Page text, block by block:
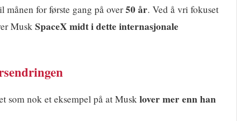
månen for første gang på over50 år. Ved å vri fokuset
Musk SpaceX midt i dette internasjonale
som nok et eksempel på at Musk lover mer enn han